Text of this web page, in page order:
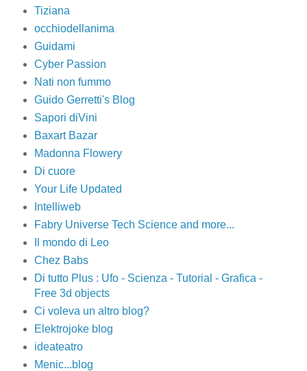
Tiziana
occhiodellanima
Guidami
Cyber Passion
Nati non fummo
Guido Gerretti's Blog
Sapori diVini
Baxart Bazar
Madonna Flowery
Di cuore
Your Life Updated
Intelliweb
Fabry Universe Tech Science and more...
Il mondo di Leo
Chez Babs
Di tutto Plus : Ufo - Scienza - Tutorial - Grafica -
Free 3d objects
Ci voleva un altro blog?
Elektrojoke blog
ideateatro
Menic...blog